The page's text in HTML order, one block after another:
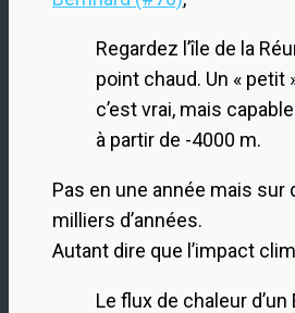
Regardez l’île de la
point chaud. Un « petit
c’est vrai, mais
à partir de -4000 m.
Pas en une année mais
milliers d’années.
Autant dire que l’impact
Le flux de chaleur d’un